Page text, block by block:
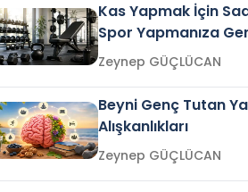
Kas Yapmak İçin
Spor Yapmanıza
Zeynep GÜÇLÜCAN
Beyni Genç Tutan
Alışkanlıkları
Zeynep GÜÇLÜCAN